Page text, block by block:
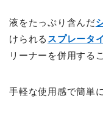
液をたっぷり含んだ
けられる スプレータ
リーナーを併用する
手軽な使用感で簡単